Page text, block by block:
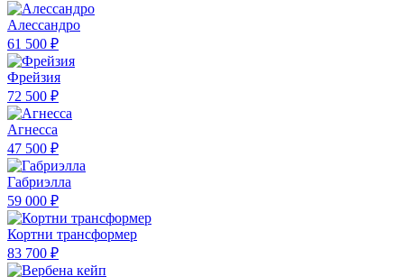
Алессандро
61 500 ₽
Фрейзия
72 500 ₽
Агнесса
47 500 ₽
Габриэлла
59 000 ₽
Кортни трансформер
83 700 ₽